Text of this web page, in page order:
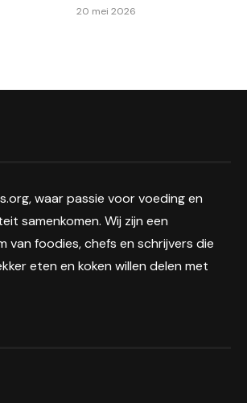
20 mei 2026
waar passie voor voeding en
samenkomen. Wij zijn een
van foodies, chefs en schrijvers die
eten en koken willen delen met